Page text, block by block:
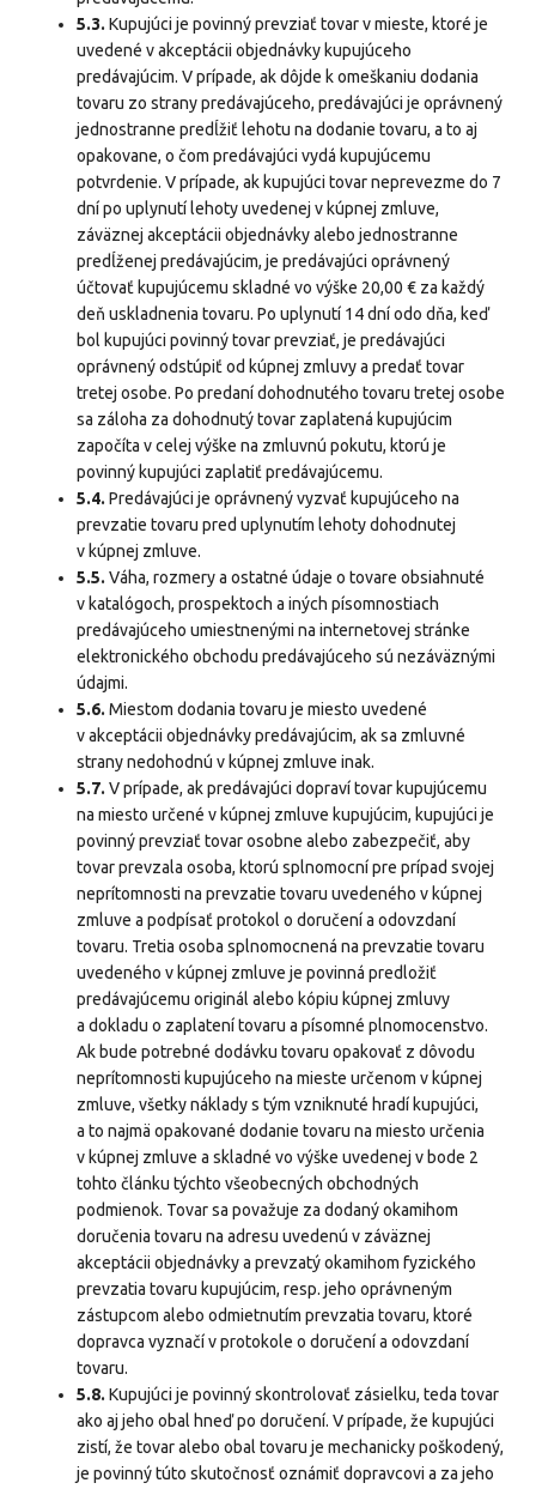
5.3. Kupujúci je povinný prevziať tovar v mieste, ktoré je
uvedené v akceptácii objednávky kupujúceho
predávajúcim. V prípade, ak dôjde k omeškaniu dodania
tovaru zo strany predávajúceho, predávajúci je oprávnený
jednostranne predĺžiť lehotu na dodanie tovaru, a to aj
opakovane, o čom predávajúci vydá kupujúcemu
potvrdenie. V prípade, ak kupujúci tovar neprevezme do 7
dní po uplynutí lehoty uvedenej v kúpnej zmluve,
záväznej akceptácii objednávky alebo jednostranne
predĺženej predávajúcim, je predávajúci oprávnený
účtovať kupujúcemu skladné vo výške 20,00 € za každý
deň uskladnenia tovaru. Po uplynutí 14 dní odo dňa, keď
bol kupujúci povinný tovar prevziať, je predávajúci
oprávnený odstúpiť od kúpnej zmluvy a predať tovar
tretej osobe. Po predaní dohodnutého tovaru tretej osobe
sa záloha za dohodnutý tovar zaplatená kupujúcim
započíta v celej výške na zmluvnú pokutu, ktorú je
povinný kupujúci zaplatiť predávajúcemu.
5.4. Predávajúci je oprávnený vyzvať kupujúceho na
prevzatie tovaru pred uplynutím lehoty dohodnutej
v kúpnej zmluve.
5.5. Váha, rozmery a ostatné údaje o tovare obsiahnuté
v katalógoch, prospektoch a iných písomnostiach
predávajúceho umiestnenými na internetovej stránke
elektronického obchodu predávajúceho sú nezáväznými
údajmi.
5.6. Miestom dodania tovaru je miesto uvedené
v akceptácii objednávky predávajúcim, ak sa zmluvné
strany nedohodnú v kúpnej zmluve inak.
5.7. V prípade, ak predávajúci dopraví tovar kupujúcemu
na miesto určené v kúpnej zmluve kupujúcim, kupujúci je
povinný prevziať tovar osobne alebo zabezpečiť, aby
tovar prevzala osoba, ktorú splnomocní pre prípad svojej
neprítomnosti na prevzatie tovaru uvedeného v kúpnej
zmluve a podpísať protokol o doručení a odovzdaní
tovaru. Tretia osoba splnomocnená na prevzatie tovaru
uvedeného v kúpnej zmluve je povinná predložiť
predávajúcemu originál alebo kópiu kúpnej zmluvy
a dokladu o zaplatení tovaru a písomné plnomocenstvo.
Ak bude potrebné dodávku tovaru opakovať z dôvodu
neprítomnosti kupujúceho na mieste určenom v kúpnej
zmluve, všetky náklady s tým vzniknuté hradí kupujúci,
a to najmä opakované dodanie tovaru na miesto určenia
v kúpnej zmluve a skladné vo výške uvedenej v bode 2
tohto článku týchto všeobecných obchodných
podmienok. Tovar sa považuje za dodaný okamihom
doručenia tovaru na adresu uvedenú v záväznej
akceptácii objednávky a prevzatý okamihom fyzického
prevzatia tovaru kupujúcim, resp. jeho oprávneným
zástupcom alebo odmietnutím prevzatia tovaru, ktoré
dopravca vyznačí v protokole o doručení a odovzdaní
tovaru.
5.8. Kupujúci je povinný skontrolovať zásielku, teda tovar
ako aj jeho obal hneď po doručení. V prípade, že kupujúci
zistí, že tovar alebo obal tovaru je mechanicky poškodený,
je povinný túto skutočnosť oznámiť dopravcovi a za jeho